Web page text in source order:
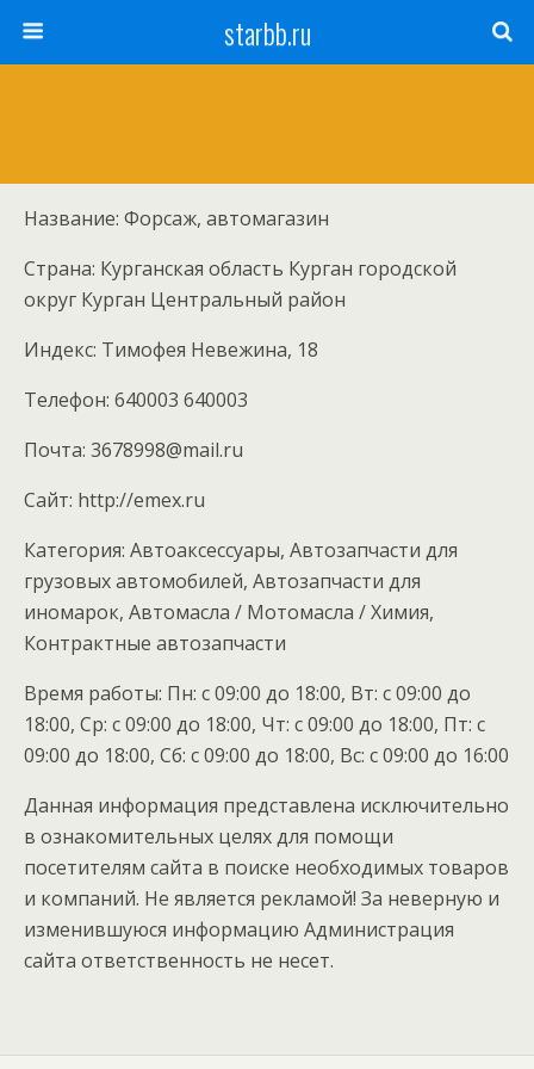
starbb.ru
Название: Форсаж, автомагазин
Страна: Курганская область Курган городской
округ Курган Центральный район
Индекс: Тимофея Невежина, 18
Телефон: 640003 640003
Почта: 3678998@mail.ru
Cайт: http://emex.ru
Категория: Автоаксессуары, Автозапчасти для
грузовых автомобилей, Автозапчасти для
иномарок, Автомасла / Мотомасла / Химия,
Контрактные автозапчасти
Время работы: Пн: с 09:00 до 18:00, Вт: с 09:00 до
18:00, Ср: с 09:00 до 18:00, Чт: с 09:00 до 18:00, Пт: с
09:00 до 18:00, Сб: с 09:00 до 18:00, Вс: с 09:00 до 16:00
Данная информация представлена исключительно
в ознакомительных целях для помощи
посетителям сайта в поиске необходимых товаров
и компаний. Не является рекламой! За неверную и
изменившуюся информацию Администрация
сайта ответственность не несет.